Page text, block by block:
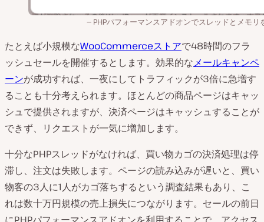
PHPパフォーマンスアドオンでスレッドとメモリ
たとえば小規模なWooCommerceストアで48時間のフラ
ッシュセールを開催するとします。効果的なメールキャンペ
ーンが成功すれば、一夜にしてトラフィックが3倍に急増す
ることも十分考えられます。ほとんどの商品ページはキャッ
シュで提供されますが、決済ページはキャッシュすることが
できず、リクエストが一気に増加します。
十分なPHPスレッドがなければ、買い物カゴの決済処理は停
滞し、注文は失敗します。ページの読み込みが遅いと、買い
物客の3人に1人がカゴ落ちするという調査結果もあり、こ
れは数十万円規模の売上損失につながります。セールの前日